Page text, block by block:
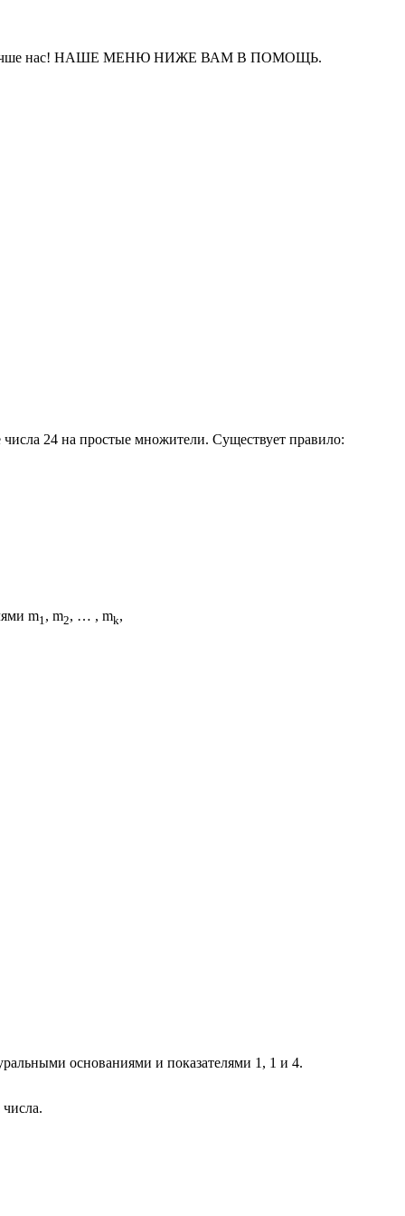
лучше нас! НАШЕ МЕНЮ НИЖЕ ВАМ В ПОМОЩЬ.
числа 24 на простые множители. Существует правило:
m1, m2, … , mk,
основаниями и показателями 1, 1 и 4.
числа.